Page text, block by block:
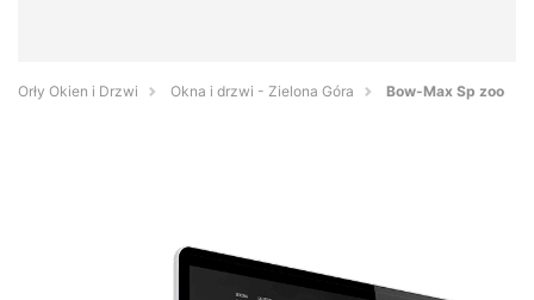
Orły Okien i Drzwi Okna i drzwi - Zielona Góra Bow-Max Sp zoo